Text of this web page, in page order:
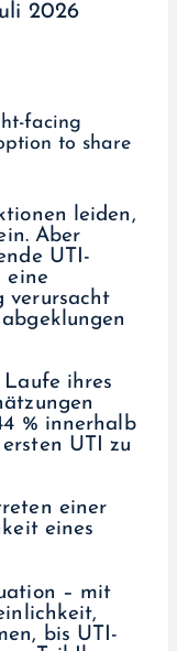
2026
leiden,
Aber
UTI-
eine
verursacht
ihres
% innerhalb
UTI zu
einer
eines
– mit
bis UTI-